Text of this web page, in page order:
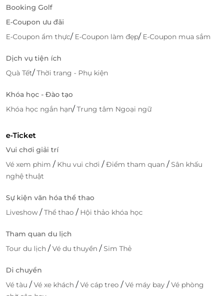
Ngoài ra, những món salad ngập tràn màu sắc của
rau của quả gồm: gỏi cuốn tôm thịt, gỏi cuốn chay,
Hay hãy biến tấu những món rau ấy thành món khai
vị của riêng bạn với hàng loạt những loại gia vị độc
đáo được nhà hàng chuẩn bị như: phô mai, thịt
nguội, mứt hành, ô liu và mật ong hòa quyện cùng
Booking Golf
E-Coupon ưu đãi
E-Coupon ẩm thực/ E-Coupon làm đẹp/ E-Coupon mua sắm
Dịch vụ tiện ích
Quà Tết/Thời trang - Phụ kiện
Khóa học - Đào tạo
Khóa học ngắn hạn/Trung tâm Ngoại ngữ
e-Ticket
Vui chơi giải trí
Vé xem phim / Khu vui chơi /Điểm tham quan /Sân khấu
nghệ thuật
Sự kiện văn hóa thể thao
Liveshow /Thể thao / Hội thảo khóa học
Tham quan du lịch
Tour du lịch /Vé du thuyền /Sim Thẻ
Di chuyển
Vé tàu /Vé xe khách /Vé cáp treo /Vé máy bay /Vé phòng